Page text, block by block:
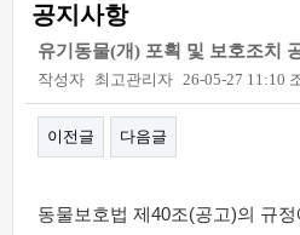
공지사항
유기동물(개) 포획 및 보호조치
작성자 최고관리자 26-05-27 11:10
이전글 다음글
동물보호법 제40조(공고)의 규